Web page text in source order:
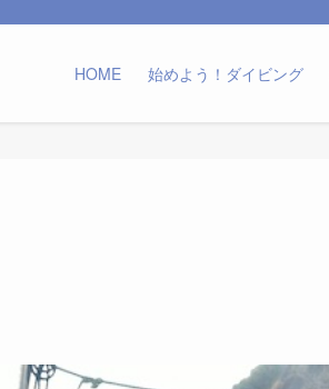
HOME 始めよう！ダイビング